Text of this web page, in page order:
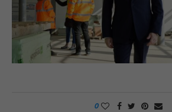
0